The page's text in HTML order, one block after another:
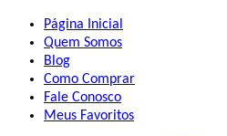
Página Inicial
Quem Somos
Blog
Como Comprar
Fale Conosco
Meus Favoritos